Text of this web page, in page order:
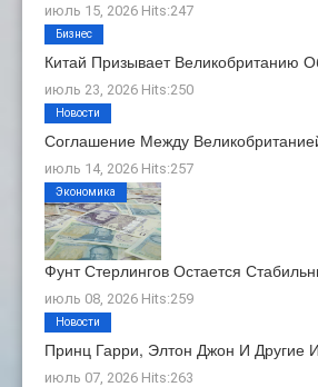
июль 15, 2026 Hits:247
Китай Призывает Великобританию
июль 23, 2026 Hits:250
Бизнес
Соглашение Между
июль 14, 2026 Hits:257
Новости
Фунт Стерлингов Остается
июль 08, 2026 Hits:259
Экономика
Принц Гарри, Элтон Джон И Другие
июль 07, 2026 Hits:263
Новости